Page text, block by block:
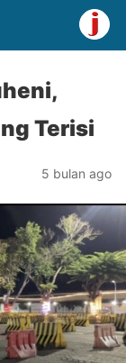
Terisi
5 bulan ago